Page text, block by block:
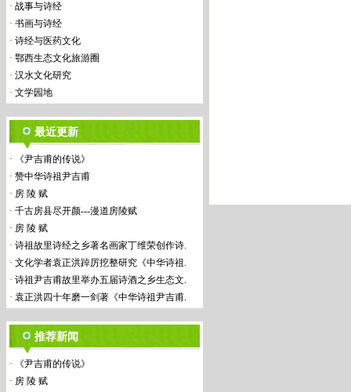
· 战事与诗经
· 书画与诗经
· 诗经与医药文化
· 鄂西生态文化旅游圈
· 汉水文化研究
· 文学园地
最近更新
· 《尹吉甫的传说》
· 赞中华诗祖尹吉甫
· 房 陵 赋
· 千古房县尽开颜---漫道房陵赋
· 房 陵 赋
· 诗祖故里诗经之乡著名画家丁维荣创作诗.
· 文化学者袁正洪踔厉挖整研究《中华诗祖.
· 诗祖尹吉甫故里举办五届诗酒之乡生态文.
· 袁正洪四十年磨一剑著《中华诗祖尹吉甫.
推荐新闻
· 《尹吉甫的传说》
· 房 陵 赋